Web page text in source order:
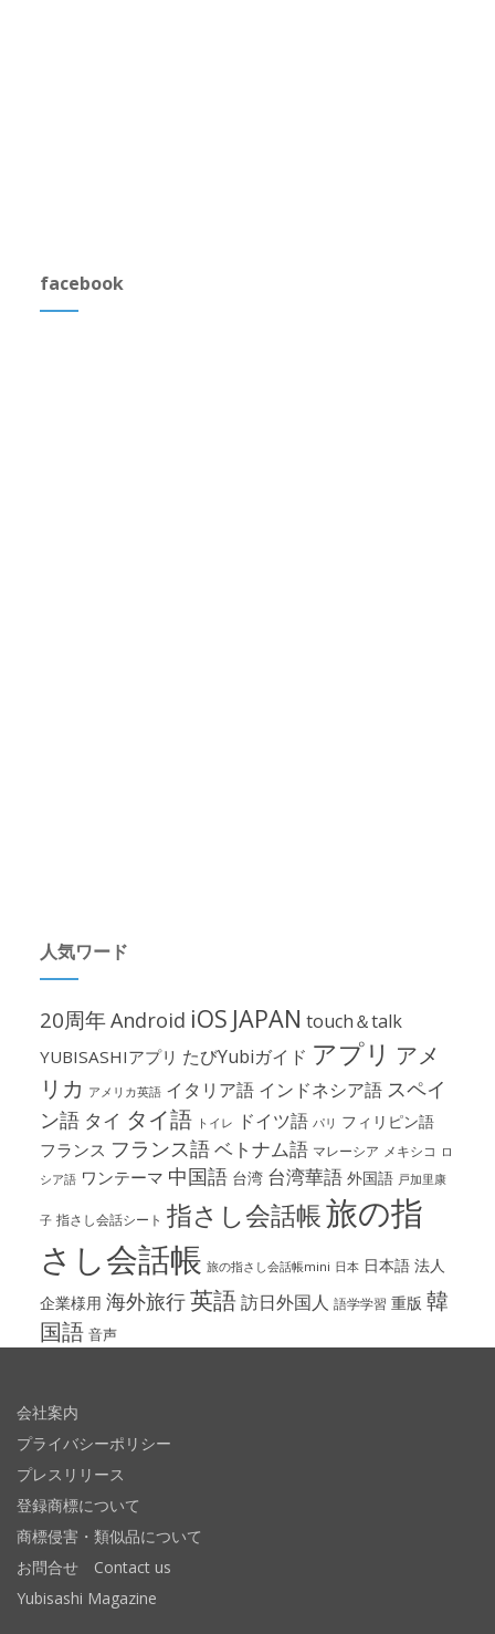
facebook
人気ワード
20周年Android iOS JAPAN touch＆talk
YUBISASHIアプリ たびYubiガイド アプリ アメ
リカ アメリカ英語 イタリア語 インドネシア語 スペイ
ン語 タイ タイ語 トイレ ドイツ語 パリ フィリピン語
フランス フランス語ベトナム語 マレーシア メキシコ ロ
シア語 ワンテーマ 中国語 台湾 台湾華語 外国語 戸加里康
子 指さし会話シート 指さし会話帳旅の指
さし会話帳 旅の指さし会話帳mini 日本 日本語 法人
企業様用 海外旅行英語訪日外国人 語学学習 重版 韓
国語 音声
会社案内
プライバシーポリシー
プレスリリース
登録商標について
商標侵害・類似品について
お問合せ Contact us
Yubisashi Magazine